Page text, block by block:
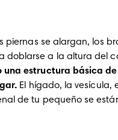
piernas se alargan, los
doblarse a la altura del
una estructura básica
El hígado, la vesícula,
de tu pequeño se